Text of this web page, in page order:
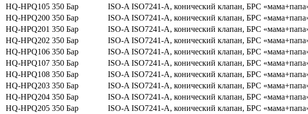
HQ-HPQ105 350 Бар
ISO-A ISO7241-A, конический клапан, БРС
HQ-HPQ200 350 Бар
ISO-A ISO7241-A, конический клапан, БРС
HQ-HPQ201 350 Бар
ISO-A ISO7241-A, конический клапан, БРС
HQ-HPQ202 350 Бар
ISO-A ISO7241-A, конический клапан, БРС
HQ-HPQ106 350 Бар
ISO-A ISO7241-A, конический клапан, БРС
HQ-HPQ107 350 Бар
ISO-A ISO7241-A, конический клапан, БРС
HQ-HPQ108 350 Бар
ISO-A ISO7241-A, конический клапан, БРС
HQ-HPQ203 350 Бар
ISO-A ISO7241-A, конический клапан, БРС
HQ-HPQ204 350 Бар
ISO-A ISO7241-A, конический клапан, БРС
HQ-HPQ205 350 Бар
ISO-A ISO7241-A, конический клапан, БРС